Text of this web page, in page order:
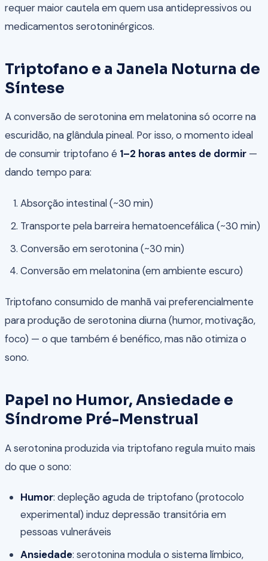
requer maior cautela em quem usa antidepressivos ou
medicamentos serotoninérgicos.
Triptofano e a Janela Noturna de
Síntese
A conversão de serotonina em melatonina só ocorre na
escuridão, na glândula pineal. Por isso, o momento ideal
de consumir triptofano é 1–2 horas antes de dormir —
dando tempo para:
Absorção intestinal (~30 min)
Transporte pela barreira hematoencefálica (~30 min)
Conversão em serotonina (~30 min)
Conversão em melatonina (em ambiente escuro)
Triptofano consumido de manhã vai preferencialmente
para produção de serotonina diurna (humor, motivação,
foco) — o que também é benéfico, mas não otimiza o
sono.
Papel no Humor, Ansiedade e
Síndrome Pré-Menstrual
A serotonina produzida via triptofano regula muito mais
do que o sono:
Humor: depleção aguda de triptofano (protocolo
experimental) induz depressão transitória em
pessoas vulneráveis
Ansiedade: serotonina modula o sistema límbico,